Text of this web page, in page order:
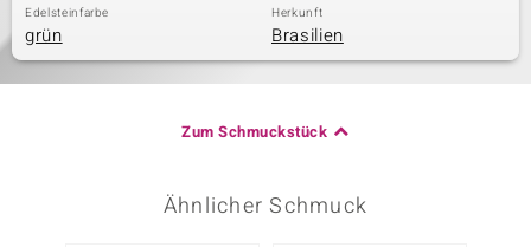
Edelsteinfarbe
grün
Herkunft
Brasilien
Zum Schmuckstück
Ähnlicher Schmuck